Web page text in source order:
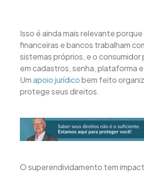
Isso é ainda mais relevante
financeiras e bancos trabalham
sistemas próprios, e o
em cadastros, senha, plataforma
Umapoio jurídicobem feito
protege seus direitos.
O superendividamento tem